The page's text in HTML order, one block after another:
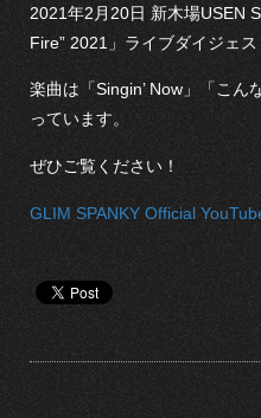
2021年2月20日 新木場USEN
Fire” 2021」ライブダイジェ
楽曲は「Singin’ Now」「こ
っています。
ぜひご覧ください！
GLIM SPANKY Official